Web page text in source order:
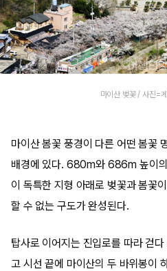
마이산 벚꽃 / 사진=
마이산 봄꽃 풍경이 다른 어떤 봄꽃
배경에 있다. 680m와 686m 높이
이 독특한 지형 아래로 벚꽃과 봄꽃
할 수 없는 구도가 완성된다.
탑사로 이어지는 진입로를 따라 걷
고 시선 끝에 마이산의 두 바위봉이